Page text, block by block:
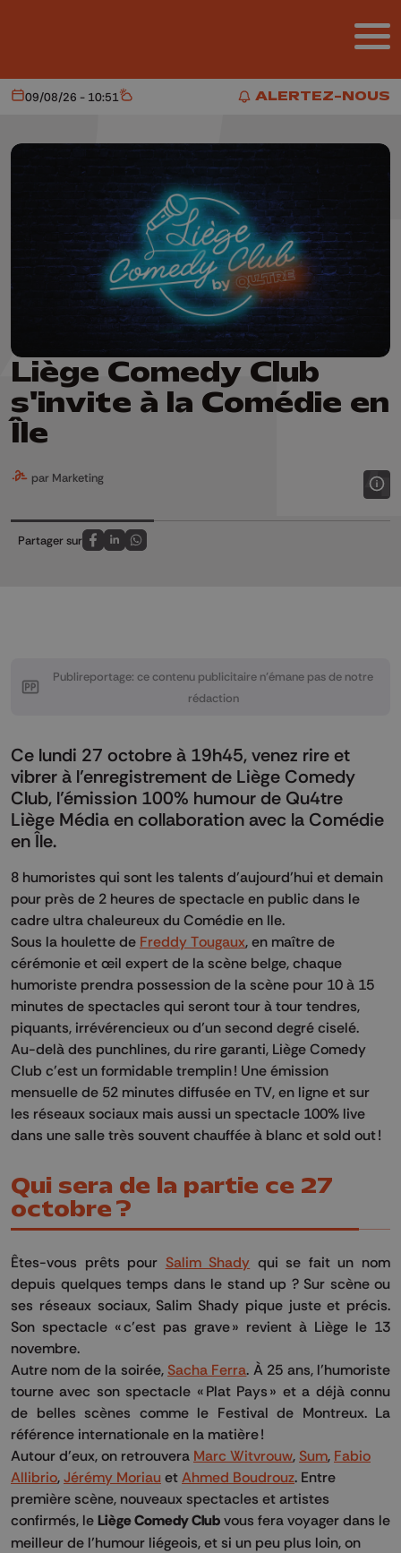
ALERTEZ-NOUS
ALERTEZ-NOUS
Aujourd'hui
09/08/26 - 10:51 Météo
Liège Comedy Club
s'invite à la Comédie en
Île
par Marketing
Partager sur
Partagez sur FaceBook
Partagez sur LinkedIn
Partagez sur Whatsapp
Publireportage: ce contenu publicitaire n’émane pas de notre
rédaction
Ce lundi 27 octobre à 19h45, venez rire et
vibrer à l’enregistrement de Liège Comedy
Club, l’émission 100% humour de Qu4tre
Liège Média en collaboration avec la Comédie
en Île.
8 humoristes qui sont les talents d’aujourd’hui et demain
pour près de 2 heures de spectacle en public dans le
cadre ultra chaleureux du Comédie en Ile.
Sous la houlette de Freddy Tougaux, en maître de
cérémonie et œil expert de la scène belge, chaque
humoriste prendra possession de la scène pour 10 à 15
minutes de spectacles qui seront tour à tour tendres,
piquants, irrévérencieux ou d’un second degré ciselé.
Au-delà des punchlines, du rire garanti, Liège Comedy
Club c’est un formidable tremplin ! Une émission
mensuelle de 52 minutes diffusée en TV, en ligne et sur
les réseaux sociaux mais aussi un spectacle 100% live
dans une salle très souvent chauffée à blanc et sold out !
Qui sera de la partie ce 27
octobre ?
Êtes-vous prêts pour Salim Shady qui se fait un nom
depuis quelques temps dans le stand up ? Sur scène ou
ses réseaux sociaux, Salim Shady pique juste et précis.
Son spectacle « c’est pas grave » revient à Liège le 13
novembre.
Autre nom de la soirée, Sacha Ferra. À 25 ans, l’humoriste
tourne avec son spectacle « Plat Pays » et a déjà connu
de belles scènes comme le Festival de Montreux. La
référence internationale en la matière !
Autour d’eux, on retrouvera Marc Witvrouw, Sum, Fabio
Allibrio, Jérémy Moriau et Ahmed Boudrouz. Entre
première scène, nouveaux spectacles et artistes
confirmés, le Liège Comedy Club vous fera voyager dans le
meilleur de l’humour liégeois, et si un peu plus loin, on